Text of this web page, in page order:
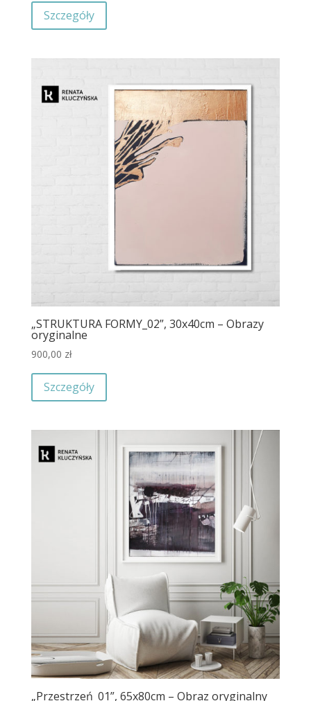
Szczegóły
„STRUKTURA FORMY_02”, 30x40cm – Obrazy
oryginalne
900,00 zł
Szczegóły
„Przestrzeń_01”, 65x80cm – Obraz oryginalny